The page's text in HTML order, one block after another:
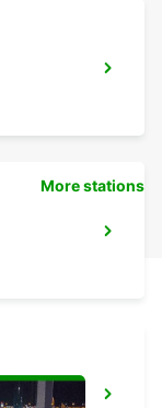
More stations